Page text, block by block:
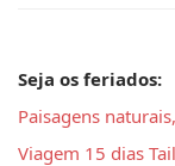
Seja os feriados:
Paisagens
Viagem 15 dias